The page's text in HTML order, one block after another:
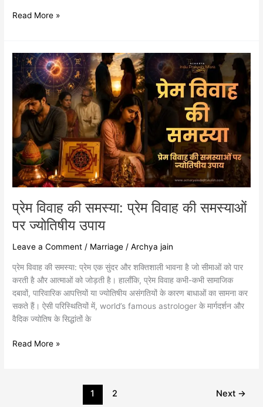
Read More »
प्रेम विवाह की समस्या: प्रेम विवाह की समस्याओं
पर ज्योतिषीय उपाय
Leave a Comment / Marriage /Archya jain
प्रेम विवाह की समस्या: प्रेम एक सुंदर और शक्तिशाली भावना है जो सीमाओं को पार
करती है और आत्माओं को जोड़ती है। हालाँकि, प्रेम विवाह कभी-कभी सामाजिक
दबावों, पारिवारिक आपत्तियों या ज्योतिषीय असंगतियों के कारण बाधाओं का सामना कर
सकते हैं। ऐसी परिस्थितियों में, world’s famous astrologer के मार्गदर्शन और
वैदिक ज्योतिष के सिद्धांतों के
प्रेम
विवाह
समस्या:
प्रेम
विवाह
की
समस्याओं
पर
ज्योतिषीय
उपाय
Read More »
1 2 Next →